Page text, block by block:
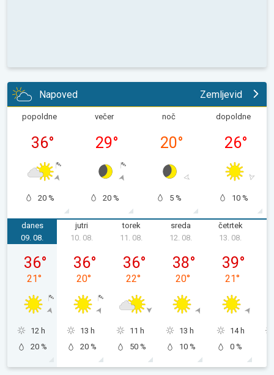
Napoved Zemljevid
popoldne
36°
20 %
večer
29°
20 %
noč
20°
5 %
dopoldne
26°
10 %
danes
nedelja, 09. 08.
09. 08.
36°
21°
12 h
20 %
jutri
10. 08.
36°
20°
13 h
20 %
torek
11. 08.
36°
22°
11 h
50 %
sreda
12. 08.
38°
20°
13 h
10 %
četrtek
13. 08.
39°
21°
14 h
0 %